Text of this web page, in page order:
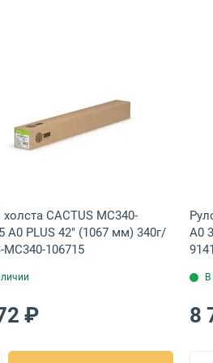
Adhesive A4 1 650л 70г/м², 2100005ТЕХ
CACTUS MC340-91415 36" (914 мм)
Открыть товар: Рулон
CACTUS MC340-
A0 PLUS 42" (1067 мм) 340г/
MC340-106715
₽
A0
8